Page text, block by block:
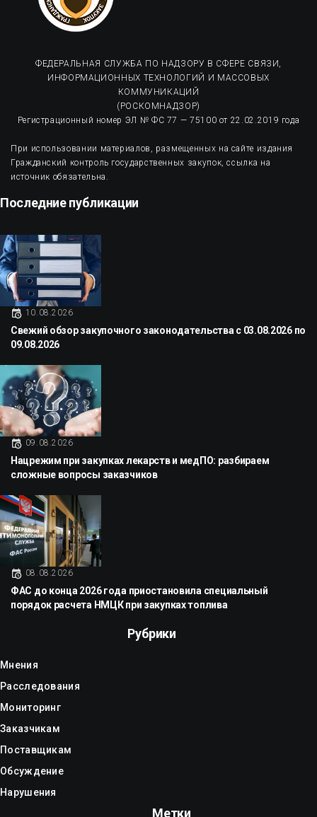
ФЕДЕРАЛЬНАЯ СЛУЖБА ПО НАДЗОРУ В СФЕРЕ СВЯЗИ,
ИНФОРМАЦИОННЫХ ТЕХНОЛОГИЙ И МАССОВЫХ
КОММУНИКАЦИЙ
(РОСКОМНАДЗОР)
Регистрационный номер ЭЛ № ФС 77 — 75100 от 22.02.2019 года
При использовании материалов, размещенных на сайте издания
Гражданский контроль государственных закупок, ссылка на
источник обязательна.
Последние публикации
10.08.2026
Свежий обзор закупочного законодательства с 03.08.2026 по
09.08.2026
09.08.2026
Нацрежим при закупках лекарств и медПО: разбираем
сложные вопросы заказчиков
08.08.2026
ФАС до конца 2026 года приостановила специальный
порядок расчета НМЦК при закупках топлива
Рубрики
Мнения
Расследования
Мониторинг
Заказчикам
Поставщикам
Обсуждение
Нарушения
Метки